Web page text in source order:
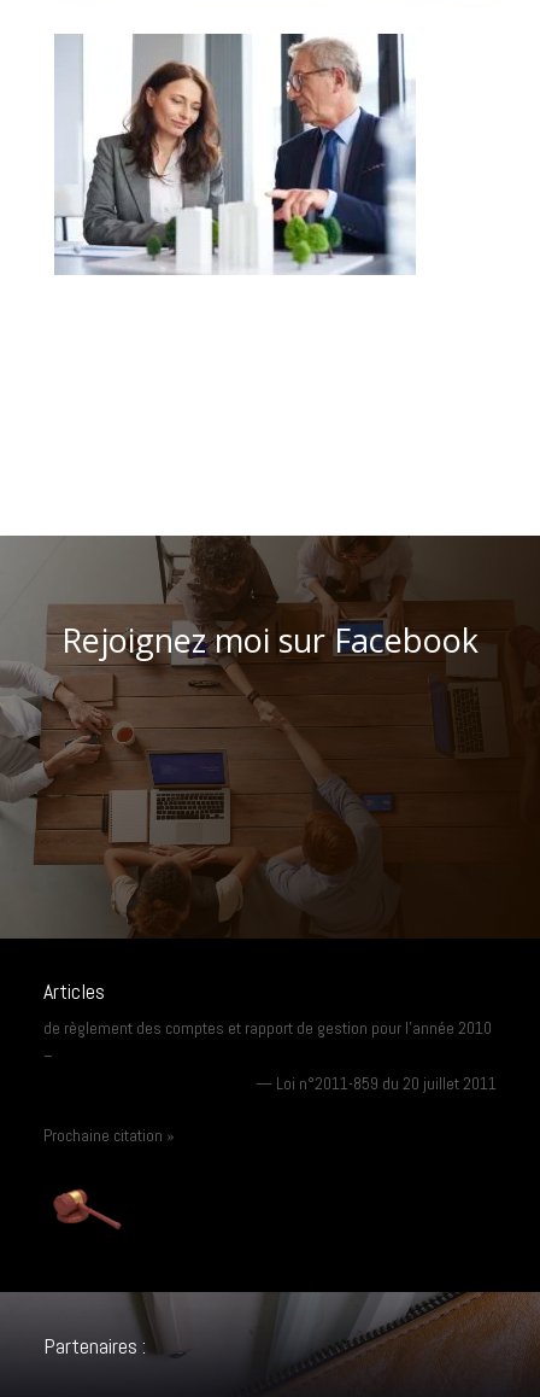
Rejoignez moi sur Facebook
Articles
de règlement des comptes et rapport de gestion pour l’année 2010
–
— Loi n°2011-859 du 20 juillet 2011
Prochaine citation »
Partenaires :